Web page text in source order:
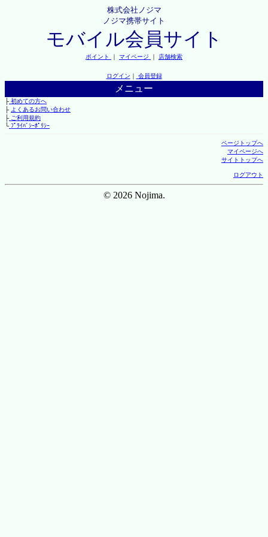
株式会社ノジマ
ノジマ携帯サイト
モバイル会員サイト
ポイント ｜ マイページ ｜ 店舗検索
ログイン ｜ 会員登録
メニュー
├初めての方へ
├ よくあるお問い合わせ
├ご利用規約
└ﾌﾟﾗｲﾊﾞｼｰﾎﾟﾘｼｰ
ページトップへ
マイページへ
サイトトップへ
ログアウト
© 2026 Nojima.